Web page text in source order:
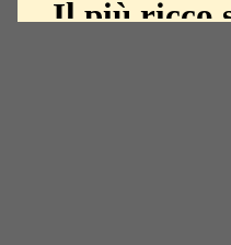
Il più ricco